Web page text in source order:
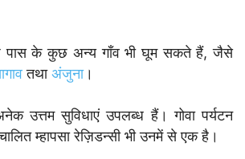
पास के कुछ अन्य गाँव भी घूम सकते हैं, जैसे
तथाअंजुना।
उत्तम सुविधाएं उपलब्ध हैं। गोवा पर्यटन
म्हापसा रेज़िडन्सी भी उनमें से एक है।